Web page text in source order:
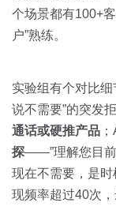
个场景都有100+
户”熟练。
实验组有个对比
说不需要”的突发
通话或硬推产品
探——”理解您目前
现在不需要，是时
现频率超过40次